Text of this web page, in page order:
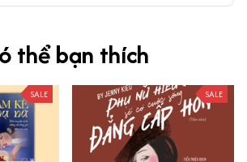
thể bạn thích
SALE SALE